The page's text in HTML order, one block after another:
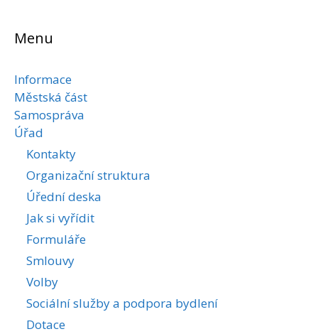
Menu
Informace
Městská část
Samospráva
Úřad
Kontakty
Organizační struktura
Úřední deska
Jak si vyřídit
Formuláře
Smlouvy
Volby
Sociální služby a podpora bydlení
Dotace